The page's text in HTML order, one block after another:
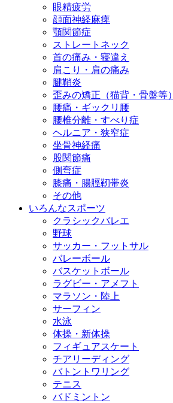
眼精疲労
顔面神経麻痺
顎関節症
ストレートネック
首の痛み・寝違え
肩こり・肩の痛み
腱鞘炎
歪みの矯正（猫背・骨盤等）
腰痛・ギックリ腰
腰椎分離・すべり症
ヘルニア・狭窄症
坐骨神経痛
股関節痛
側弯症
膝痛・腸脛靭帯炎
その他
いろんなスポーツ
クラシックバレエ
野球
サッカー・フットサル
バレーボール
バスケットボール
ラグビー・アメフト
マラソン・陸上
サーフィン
水泳
体操・新体操
フィギュアスケート
チアリーディング
バトントワリング
テニス
バドミントン